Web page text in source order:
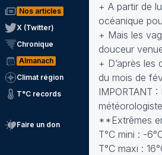
Nos articles
X (Twitter)
Chronique
Almanach
Climat région
T°C records
Faire un don
+ A partir de
océanique
+ Mais les
douceur
+ D’après les
du mois de
IMPORTANT
**Extrêmes
T°C mini : -
T°C maxi :